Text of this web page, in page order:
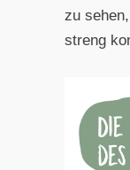
zu
streng